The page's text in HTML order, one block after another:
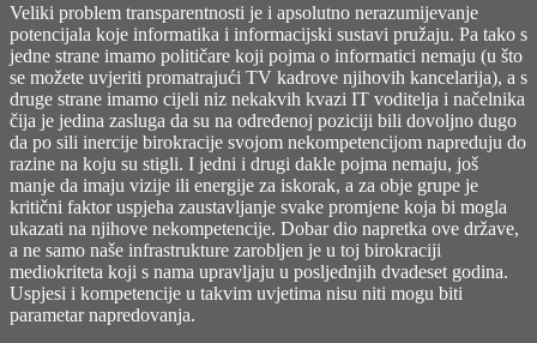
Veliki problem transparentnosti je i apsolutno nerazumijevanje
potencijala koje informatika i informacijski sustavi pružaju. Pa tako s
jedne strane imamo političare koji pojma o informatici nemaju (u što
se možete uvjeriti promatrajući TV kadrove njihovih kancelarija), a s
druge strane imamo cijeli niz nekakvih kvazi IT voditelja i načelnika
čija je jedina zasluga da su na određenoj poziciji bili dovoljno dugo
da po sili inercije birokracije svojom nekompetencijom napreduju do
razine na koju su stigli. I jedni i drugi dakle pojma nemaju, još
manje da imaju vizije ili energije za iskorak, a za obje grupe je
kritični faktor uspjeha zaustavljanje svake promjene koja bi mogla
ukazati na njihove nekompetencije. Dobar dio napretka ove države,
a ne samo naše infrastrukture zarobljen je u toj birokraciji
mediokriteta koji s nama upravljaju u posljednjih dvadeset godina.
Uspjesi i kompetencije u takvim uvjetima nisu niti mogu biti
parametar napredovanja.